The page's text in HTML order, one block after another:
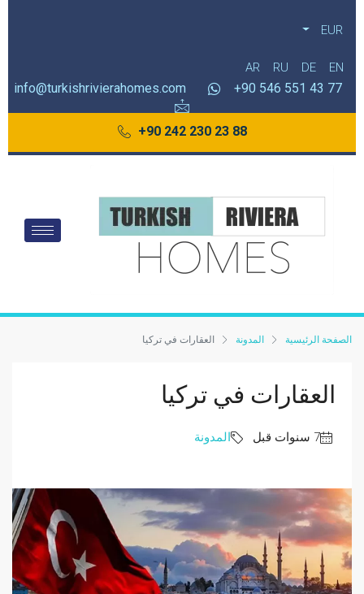
EUR
EN
DE
RU
AR
77 43 551 546 90+
info@turkishrivierahomes.com
88 23 230 242 90+
الصفحة الرئيسية المدونة العقارات في تركيا
العقارات في تركيا
المدونة